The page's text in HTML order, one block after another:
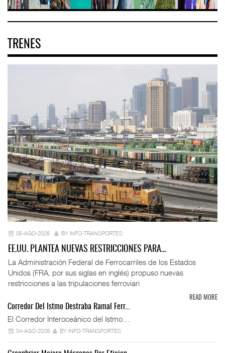
TRENES
05-AGO-2026 BY INFO-TRANSPORTES
EE.UU. PLANTEA NUEVAS RESTRICCIONES PARA…
La Administración Federal de Ferrocarriles de los Estados
Unidos (FRA, por sus siglas en inglés) propuso nuevas
restricciones a las tripulaciones ferroviari
READ MORE
Corredor Del Istmo Destraba Ramal Ferr…
El Corredor Interoceánico del Istmo…
04-AGO-2026 BY INFO-TRANSPORTES